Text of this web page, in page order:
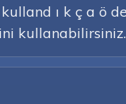
ı k ç a ö
kullanabilirsiniz.